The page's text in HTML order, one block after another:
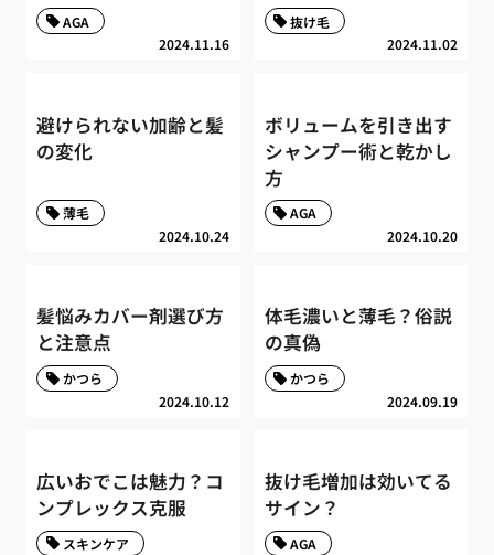
2024.11.16
AGA
2024.11.02
抜け毛
避けられない加齢と髪
の変化
2024.10.24
薄毛
ボリュームを引き出す
シャンプー術と乾かし
方
2024.10.20
AGA
髪悩みカバー剤選び方
と注意点
2024.10.12
かつら
体毛濃いと薄毛？俗説
の真偽
2024.09.19
かつら
広いおでこは魅力？コ
ンプレックス克服
スキンケア
抜け毛増加は効いてる
サイン？
AGA